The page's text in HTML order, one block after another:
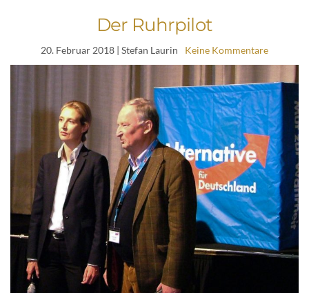
Der Ruhrpilot
20. Februar 2018 | Stefan Laurin Keine Kommentare